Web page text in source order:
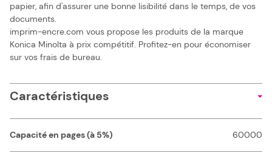
papier, afin d'assurer une bonne lisibilité dans le temps, de vos
documents.
imprim-encre.com vous propose les produits de la marque
Konica Minolta à prix compétitif. Profitez-en pour économiser
sur vos frais de bureau.
Caractéristiques
Capacité en pages (à 5%) 60000